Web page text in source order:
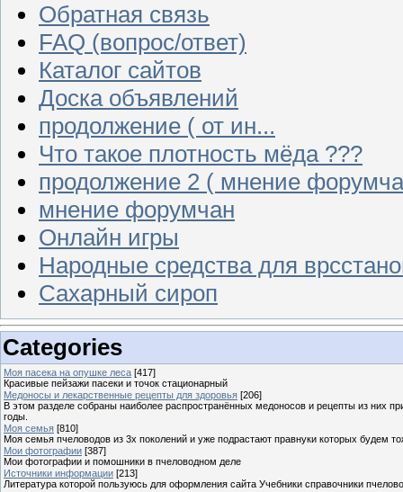
Обратная связь
FAQ (вопрос/ответ)
Каталог сайтов
Доска объявлений
продолжение ( от ин...
Что такое плотность мёда ???
продолжение 2 ( мнение
мнение форумчан
Онлайн игры
Народные средства для
Сахарный сироп
Categories
Моя пасека на опушке леса [417]
Красивые пейзажи пасеки и точок стационарный
Медоносы и лекарственные рецепты для здоровья [206]
В этом разделе собраны наиболее распространённых медоносов и рецепты из них
годы.
Моя семья [810]
Моя семья пчеловодов из 3х поколений и уже подрастают правнуки которых будем
Мои фотографии [387]
Мои фотографии и помошники в пчеловодном деле
Источники информации [213]
Литература которой пользуюсь для оформления сайта Учебники справочники